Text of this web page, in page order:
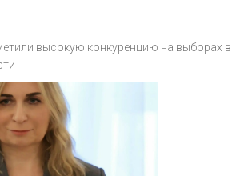
высокую конкуренцию на выборах в